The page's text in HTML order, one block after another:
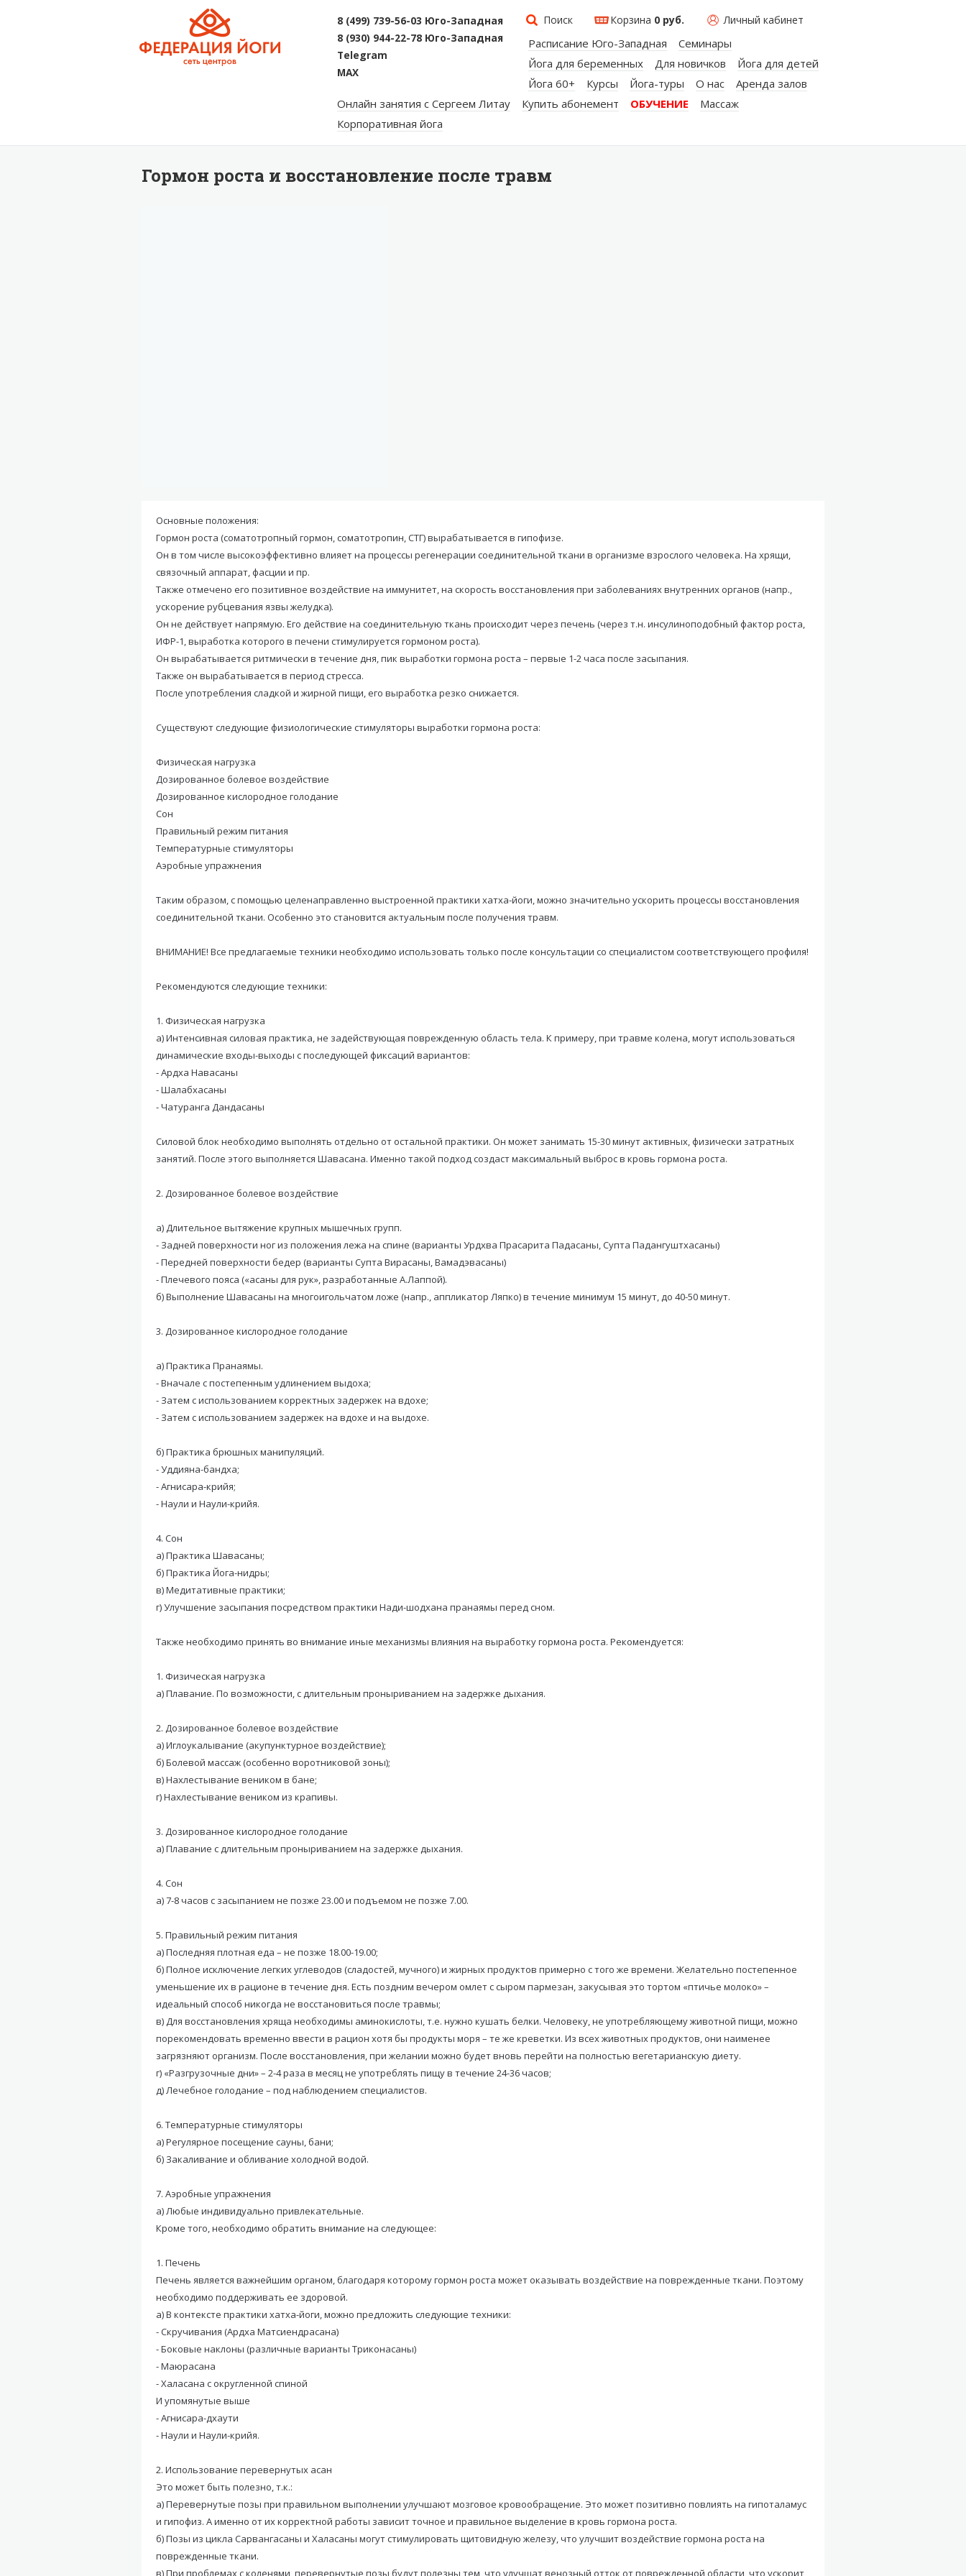
8 (499) 739-56-03 Юго-Западная
8 (930) 944-22-78 Юго-Западная
Telegram
MAX
Поиск Корзина 0 руб. Личный кабинет
Расписание Юго-Западная
Семинары
Йога для беременных
Для новичков
Йога для детей
Йога 60+
Курсы Йога-туры О нас
Аренда залов
Онлайн занятия с Сергеем Литау
Купить абонемент ОБУЧЕНИЕ
Массаж
Корпоративная йога
Гормон роста и восстановление после травм
Основные положения:
Гормон роста (соматотропный гормон, соматотропин, СТГ) вырабатывается в гипофизе.
Он в том числе высокоэффективно влияет на процессы регенерации соединительной ткани в организме взрослого человека. На хрящи,
связочный аппарат, фасции и пр.
Также отмечено его позитивное воздействие на иммунитет, на скорость восстановления при заболеваниях внутренних органов (напр.,
ускорение рубцевания язвы желудка).
Он не действует напрямую. Его действие на соединительную ткань происходит через печень (через т.н. инсулиноподобный фактор роста,
ИФР-1, выработка которого в печени стимулируется гормоном роста).
Он вырабатывается ритмически в течение дня, пик выработки гормона роста – первые 1-2 часа после засыпания.
Также он вырабатывается в период стресса.
После употребления сладкой и жирной пищи, его выработка резко снижается.
Существуют следующие физиологические стимуляторы выработки гормона роста:
Физическая нагрузка
Дозированное болевое воздействие
Дозированное кислородное голодание
Сон
Правильный режим питания
Температурные стимуляторы
Аэробные упражнения
Таким образом, с помощью целенаправленно выстроенной практики хатха-йоги, можно значительно ускорить процессы восстановления
соединительной ткани. Особенно это становится актуальным после получения травм.
ВНИМАНИЕ! Все предлагаемые техники необходимо использовать только после консультации со специалистом соответствующего профиля!
Рекомендуются следующие техники:
1. Физическая нагрузка
а) Интенсивная силовая практика, не задействующая поврежденную область тела. К примеру, при травме колена, могут использоваться
динамические входы-выходы с последующей фиксаций вариантов:
- Ардха Навасаны
- Шалабхасаны
- Чатуранга Дандасаны
Силовой блок необходимо выполнять отдельно от остальной практики. Он может занимать 15-30 минут активных, физически затратных
занятий. После этого выполняется Шавасана. Именно такой подход создаст максимальный выброс в кровь гормона роста.
2. Дозированное болевое воздействие
а) Длительное вытяжение крупных мышечных групп.
- Задней поверхности ног из положения лежа на спине (варианты Урдхва Прасарита Падасаны, Супта Падангуштхасаны)
- Передней поверхности бедер (варианты Супта Вирасаны, Вамадэвасаны)
- Плечевого пояса («асаны для рук», разработанные А.Лаппой).
б) Выполнение Шавасаны на многоигольчатом ложе (напр., аппликатор Ляпко) в течение минимум 15 минут, до 40-50 минут.
3. Дозированное кислородное голодание
а) Практика Пранаямы.
- Вначале с постепенным удлинением выдоха;
- Затем с использованием корректных задержек на вдохе;
- Затем с использованием задержек на вдохе и на выдохе.
б) Практика брюшных манипуляций.
- Уддияна-бандха;
- Агнисара-крийя;
- Наули и Наули-крийя.
4. Сон
а) Практика Шавасаны;
б) Практика Йога-нидры;
в) Медитативные практики;
г) Улучшение засыпания посредством практики Нади-шодхана пранаямы перед сном.
Также необходимо принять во внимание иные механизмы влияния на выработку гормона роста. Рекомендуется:
1. Физическая нагрузка
а) Плавание. По возможности, с длительным проныриванием на задержке дыхания.
2. Дозированное болевое воздействие
а) Иглоукалывание (акупунктурное воздействие);
б) Болевой массаж (особенно воротниковой зоны);
в) Нахлестывание веником в бане;
г) Нахлестывание веником из крапивы.
3. Дозированное кислородное голодание
а) Плавание с длительным проныриванием на задержке дыхания.
4. Сон
а) 7-8 часов с засыпанием не позже 23.00 и подъемом не позже 7.00.
5. Правильный режим питания
а) Последняя плотная еда – не позже 18.00-19.00;
б) Полное исключение легких углеводов (сладостей, мучного) и жирных продуктов примерно с того же времени. Желательно постепенное
уменьшение их в рационе в течение дня. Есть поздним вечером омлет с сыром пармезан, закусывая это тортом «птичье молоко» –
идеальный способ никогда не восстановиться после травмы;
в) Для восстановления хряща необходимы аминокислоты, т.е. нужно кушать белки. Человеку, не употребляющему животной пищи, можно
порекомендовать временно ввести в рацион хотя бы продукты моря – те же креветки. Из всех животных продуктов, они наименее
загрязняют организм. После восстановления, при желании можно будет вновь перейти на полностью вегетарианскую диету.
г) «Разгрузочные дни» – 2-4 раза в месяц не употреблять пищу в течение 24-36 часов;
д) Лечебное голодание – под наблюдением специалистов.
6. Температурные стимуляторы
а) Регулярное посещение сауны, бани;
б) Закаливание и обливание холодной водой.
7. Аэробные упражнения
а) Любые индивидуально привлекательные.
Кроме того, необходимо обратить внимание на следующее:
1. Печень
Печень является важнейшим органом, благодаря которому гормон роста может оказывать воздействие на поврежденные ткани. Поэтому
необходимо поддерживать ее здоровой.
а) В контексте практики хатха-йоги, можно предложить следующие техники:
- Скручивания (Ардха Матсиендрасана)
- Боковые наклоны (различные варианты Триконасаны)
- Маюрасана
- Халасана с округленной спиной
И упомянутые выше
- Агнисара-дхаути
- Наули и Наули-крийя.
2. Использование перевернутых асан
Это может быть полезно, т.к.:
а) Перевернутые позы при правильном выполнении улучшают мозговое кровообращение. Это может позитивно повлиять на гипоталамус
и гипофиз. А именно от их корректной работы зависит точное и правильное выделение в кровь гормона роста.
б) Позы из цикла Сарвангасаны и Халасаны могут стимулировать щитовидную железу, что улучшит воздействие гормона роста на
поврежденные ткани.
в) При проблемах с коленями, перевернутые позы будут полезны тем, что улучшат венозный отток от поврежденной области, что ускорит